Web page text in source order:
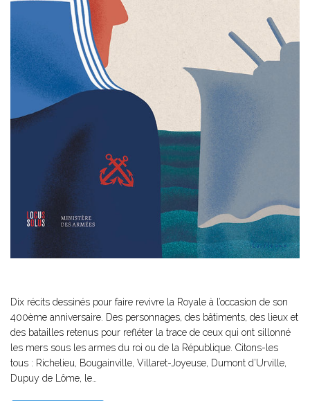
Dix récits dessinés pour faire revivre la Royale à l’occasion de son
400ème anniversaire. Des personnages, des bâtiments, des lieux et
des batailles retenus pour refléter la trace de ceux qui ont sillonné
les mers sous les armes du roi ou de la République. Citons-les
tous : Richelieu, Bougainville, Villaret-Joyeuse, Dumont d’Urville,
Dupuy de Lôme, le…